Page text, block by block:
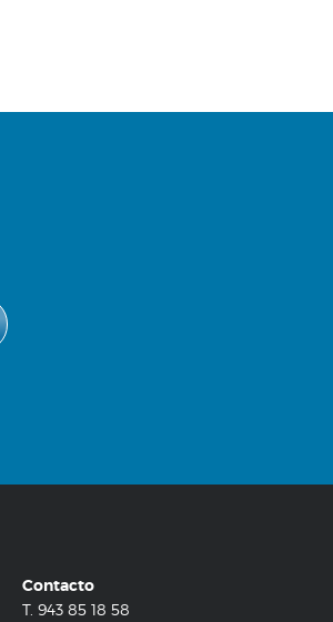
Contacto
T. 943 85 18 58